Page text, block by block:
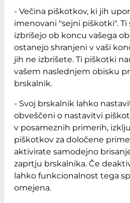
- Večina piškotkov, ki jih
imenovani "sejni piškotki". Ti
izbrišejo ob koncu vašega
ostanejo shranjeni v vaši
jih ne izbrišete. Ti piškotki
vašem naslednjem obisku
brskalnik.
- Svoj brskalnik lahko
obveščeni o nastavitvi
v posameznih primerih,
piškotkov za določene
aktivirate samodejno
zaprtju brskalnika. Če
lahko funkcionalnost tega
omejena.